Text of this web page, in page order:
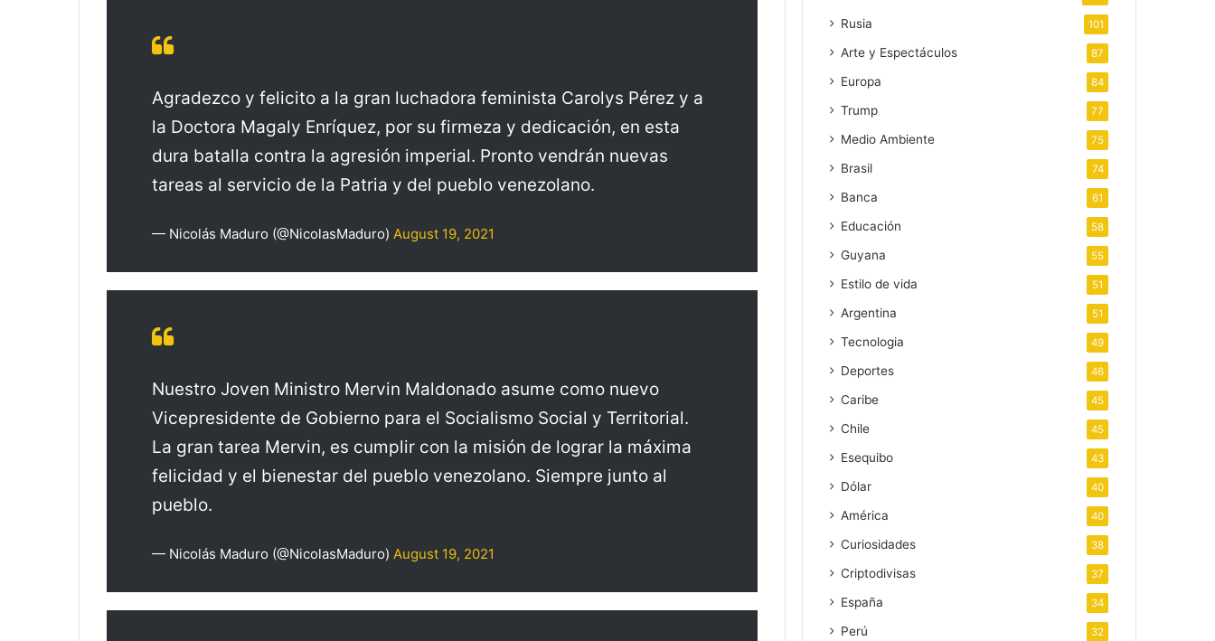
Agradezco y felicito a la gran luchadora feminista Carolys Pérez y a
la Doctora Magaly Enríquez, por su firmeza y dedicación, en esta
dura batalla contra la agresión imperial. Pronto vendrán nuevas
tareas al servicio de la Patria y del pueblo venezolano.
— Nicolás Maduro (@NicolasMaduro) August 19, 2021
Nuestro Joven Ministro Mervin Maldonado asume como nuevo
Vicepresidente de Gobierno para el Socialismo Social y Territorial.
La gran tarea Mervin, es cumplir con la misión de lograr la máxima
felicidad y el bienestar del pueblo venezolano. Siempre junto al
pueblo.
— Nicolás Maduro (@NicolasMaduro) August 19, 2021
Rusia 101
Arte y Espectáculos 87
Europa 84
Trump 77
Medio Ambiente 75
Brasil 74
Banca 61
Educación 58
Guyana 55
Estilo de vida 51
Argentina 51
Tecnologia 49
Deportes 46
Caribe 45
Chile 45
Esequibo 43
Dólar 40
América 40
Curiosidades 38
Criptodivisas 37
España 34
Perú 32